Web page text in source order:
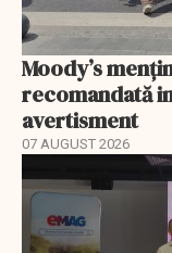
Moody’s
recomandată
avertisment
07 AUGUST 2026